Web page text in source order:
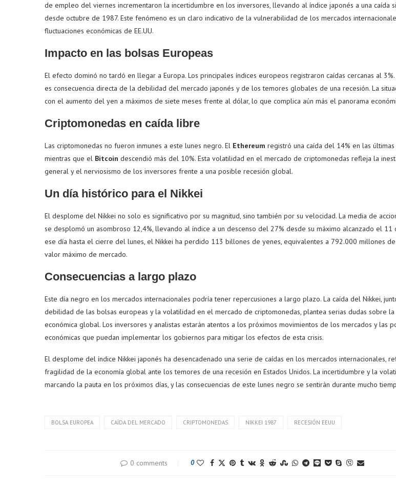
de empleo del viernes incrementaron la incertidumbre en los inversores, llevando al índice japonés a una caída
desde octubre de 1987. Este fenómeno es un claro indicativo de la vulnerabilidad de los mercados
fluctuaciones económicas de EE.UU.
Impacto en las bolsas Europeas
El efecto dominó no tardó en llegar a Europa. Los principales índices europeos registraron caídas cercanas al 3%.
es consecuencia directa de la debilidad del mercado japonés y de los temores globales de una recesión. La
con el aumento del yen a máximos de siete meses frente al dólar, lo que complica aún más el panorama
Criptomonedas en caída libre
Las criptomonedas no fueron inmunes a este lunes negro. El Ethereum registró una caída del 14% en las últimas
mientras que el Bitcoin descendió más del 10%. Esta volatilidad en el mercado de criptomonedas refleja la
general y el nerviosismo de los inversores frente a una posible recesión global.
Un día histórico para el Nikkei
El desplome del Nikkei no solo es significativo por su magnitud, sino también por su velocidad. La media de
se desplomó un asombroso 12,4%, llevando al índice a un descenso del 27% desde su máximo alcanzado el 11
ese día hasta el cierre del lunes, el Nikkei ha perdido 113 billones de yenes, equivalentes a 792.000 millones
valor máximo de mercado.
Consecuencias a largo plazo
Este día negro en los mercados internacionales podría tener repercusiones a largo plazo. La caída del Nikkei,
debilidad de las bolsas europeas y la volatilidad en el mercado de criptomonedas, plantea serias dudas sobre
económica global. Los inversores y analistas estarán atentos a los próximos movimientos de los mercados y las
económicas que puedan implementar los gobiernos para mitigar los efectos de esta crisis.
El desplome del índice Nikkei japonés ha desencadenado una serie de caídas en los mercados internacionales,
fragilidad de la economía global ante los temores de una recesión en Estados Unidos. La incertidumbre y la
marcando la pauta en los próximos días, y las consecuencias de este lunes negro se sentirán durante mucho
BOLSA EUROPEA CAÍDA DEL MERCADO CRIPTOMONEDAS NIKKEI 1987 RECESIÓN EEUU
0 comments 0